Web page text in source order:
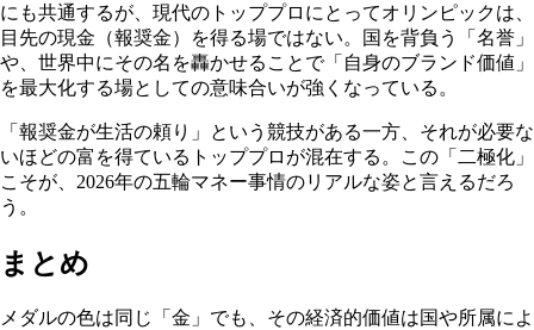
にも共通するが、現代のトッププロにとってオリンピックは、
目先の現金（報奨金）を得る場ではない。国を背負う「名誉」
や、世界中にその名を轟かせることで「自身のブランド価値」
を最大化する場としての意味合いが強くなっている。
「報奨金が生活の頼り」という競技がある一方、それが必要な
いほどの富を得ているトッププロが混在する。この「二極化」
こそが、2026年の五輪マネー事情のリアルな姿と言えるだろ
う。
まとめ
メダルの色は同じ「金」でも、その経済的価値は国や所属によ